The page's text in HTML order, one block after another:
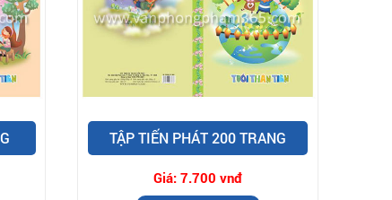
TẬP TIẾN PHÁT 200 TRANG
Giá:7.700 vnđ